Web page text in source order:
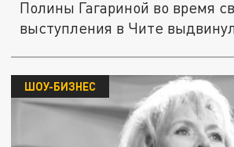
Полины Гагариной во время
выступления в Чите
ШОУ-БИЗНЕС